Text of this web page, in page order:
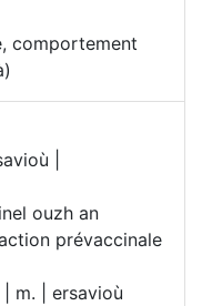
comportement
|
ouzh an
prévaccinale
m. | ersavioù